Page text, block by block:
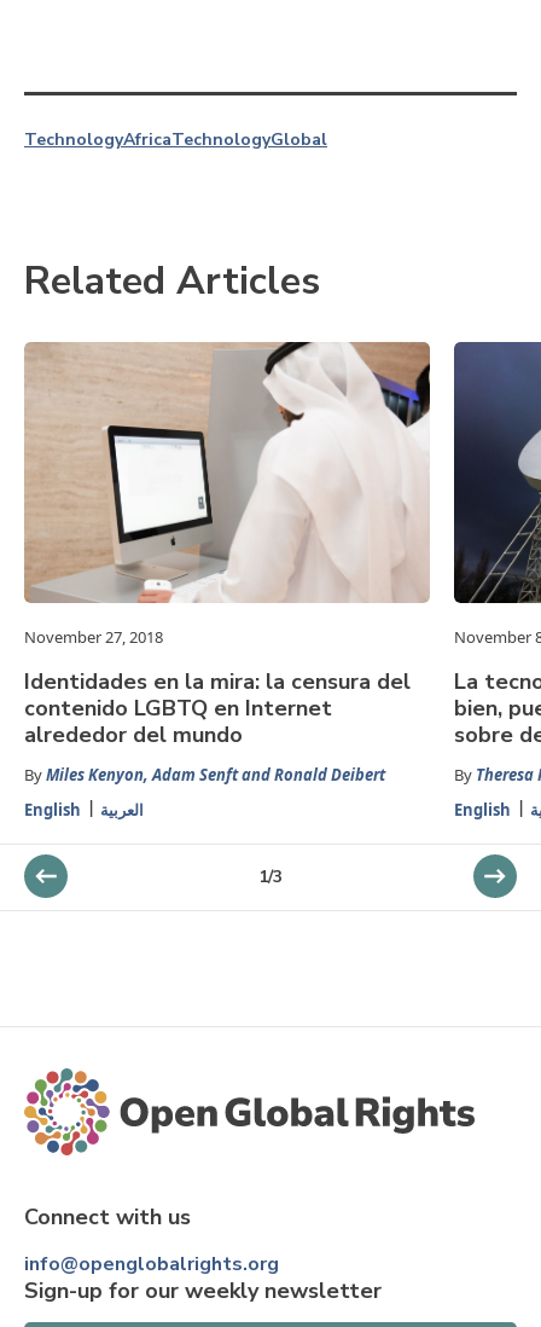
TechnologyAfricaTechnologyGlobal
Related Articles
November 27, 2018
Identidades en la mira: la censura del
contenido LGBTQ en Internet
alrededor del mundo
ByMiles Kenyon, Adam Senft and Ronald Deibert
English
العربية
November
La
bien,
sobre
By Theresa
English
1/3
Connect with us
info@openglobalrights.org
Sign-up for our weekly newsletter